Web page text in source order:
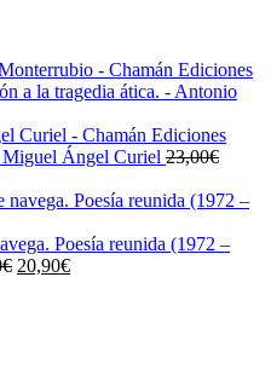
a la tragedia ática. - Antonio
actual
Ángel Curiel 23,00€
Poesía reunida (1972 –
€ El
20,90€El